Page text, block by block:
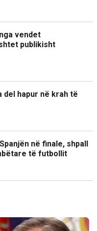
vendet
publikisht
del hapur në krah të
në finale, shpall
të futbollit